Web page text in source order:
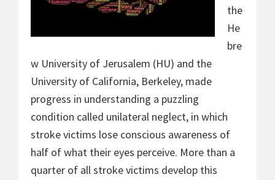
the
He
bre
w University of Jerusalem (HU) and the
University of California, Berkeley, made
progress in understanding a puzzling
condition called unilateral neglect, in which
stroke victims lose conscious awareness of
half of what their eyes perceive. More than a
quarter of all stroke victims develop this